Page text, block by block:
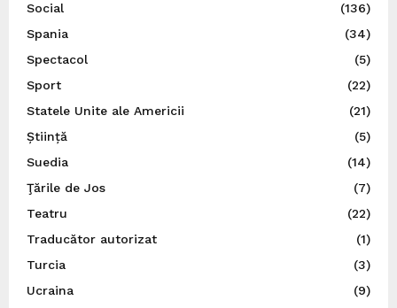
Social
(136)
Spania
(34)
Spectacol
(5)
Sport
(22)
Statele Unite ale Americii
(21)
Știință
(5)
Suedia
(14)
Ţările de Jos
(7)
Teatru
(22)
Traducător autorizat
(1)
Turcia
(3)
Ucraina
(9)